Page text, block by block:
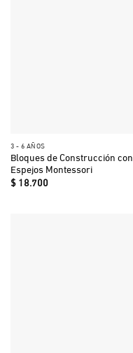
3 - 6 AÑOS
Bloques de Construcción con
Espejos Montessori
$18.700